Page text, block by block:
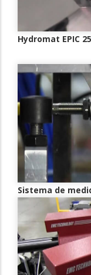
Hydromat EPIC
Sistema de